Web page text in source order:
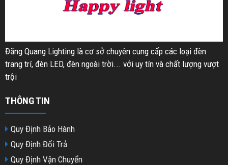
Đăng Quang Lighting là cơ sở chuyên cung cấp các loại đèn
trang trí, đèn LED, đèn ngoài trời... với uy tín và chất lượng vượt
trội
THÔNG TIN
Quy Định Bảo Hành
Quy Định Đổi Trả
Quy Định Vận Chuyển